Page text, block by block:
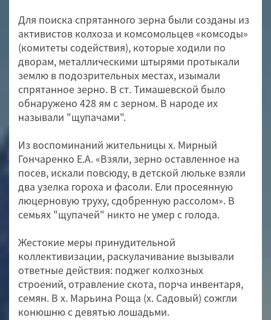
Для поиска спрятанного зерна были созданы из
активистов колхоза и комсомольцев «комсоды»
(комитеты содействия), которые ходили по
дворам, металлическими штырями протыкали
землю в подозрительных местах, изымали
спрятанное зерно. В ст. Тимашевской было
обнаружено 428 ям с зерном. В народе их
называли "щупачами".
Из воспоминаний жительницы х. Мирный
Гончаренко Е.А. «Взяли, зерно оставленное на
посев, искали повсюду, в детской люльке взяли
два узелка гороха и фасоли. Ели просеянную
люцерновую труху, сдобренную рассолом». В
семьях "щупачей" никто не умер с голода.
Жестокие меры принудительной
коллективизации, раскулачивание вызывали
ответные действия: поджег колхозных
строений, отравление скота, порча инвентаря,
семян. В х. Марьина Роща (х. Садовый) сожгли
конюшню с девятью лошадьми.